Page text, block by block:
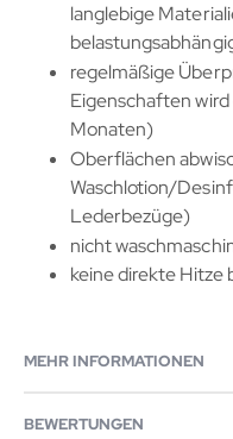
langlebige
regelmäßige
Eigenschaften
Monaten)
Oberflächen
Waschlotion/
Lederbezüge)
nicht
keine direkte Hitze
MEHR INFORMATIONEN
BEWERTUNGEN